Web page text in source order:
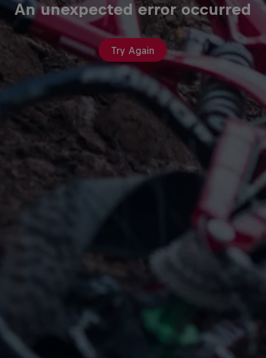
An unexpected error occurred
Try Again